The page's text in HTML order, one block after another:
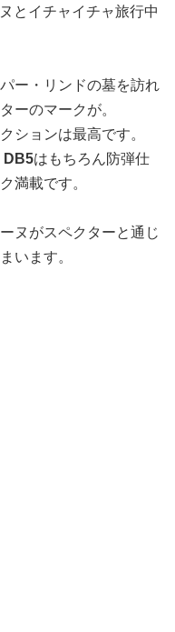
とイチャイチャ旅行中
ー・リンドの墓を訪れ
ーのマークが。
ションは最高です。
DB5はもちろん防弾仕
満載です。
ヌがスペクターと通じ
います。